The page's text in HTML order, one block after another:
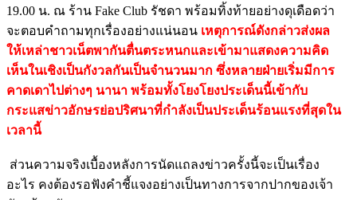
19.00 น. ณ ร้าน Fake Club รัชดา พร้อมทิ้งท้ายอย่างดุเดือดว่า
จะตอบคำถามทุกเรื่องอย่างแน่นอน เหตุการณ์ดังกล่าวส่งผล
ให้เหล่าชาวเน็ตพากันตื่นตระหนกและเข้ามาแสดงความคิด
เห็นในเชิงเป็นกังวลกันเป็นจำนวนมาก ซึ่งหลายฝ่ายเริ่มมีการ
คาดเดาไปต่างๆ นานา พร้อมทั้งโยงโยงประเด็นนี้เข้ากับ
กระแสข่าวอักษรย่อปริศนาที่กำลังเป็นประเด็นร้อนแรงที่สุดใน
เวลานี้
ส่วนความจริงเบื้องหลังการนัดแถลงข่าวครั้งนี้จะเป็นเรื่อง
อะไร คงต้องรอฟังคำชี้แจงอย่างเป็นทางการจากปากของเจ้า